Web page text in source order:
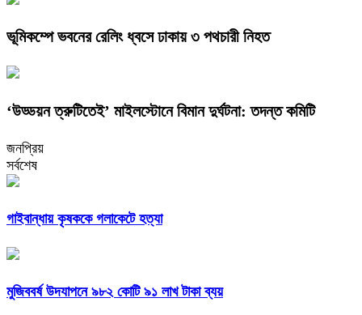
ভূমিকম্পে ভবনের রেলিং ধ্বসে ঢাকায় ৩ পথচারী নিহত
‘উড্ডয়ন ত্রুটিতেই’ মাইলস্টোনে বিমান দুর্ঘটনা: তদন্ত কমিটি
জনপ্রিয়
সর্বশেষ
গাইবান্ধায় কৃষককে গলাকেটে হত্যা
মুজিববর্ষ উদযাপনে ৯৮২ কোটি ৯১ লাখ টাকা ব্যয়